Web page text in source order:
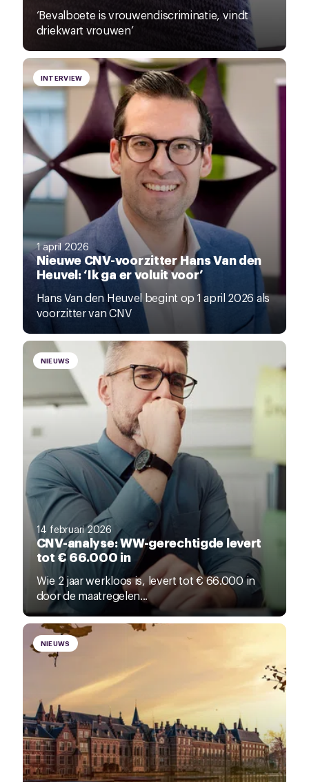
‘Bevalboete is vrouwendiscriminatie, vindt
driekwart vrouwen’
INTERVIEW
1 april 2026
Nieuwe CNV-voorzitter Hans Van den
Heuvel: ‘Ik ga er voluit voor’
Hans Van den Heuvel begint op 1 april 2026 als
voorzitter van CNV
NIEUWS
14 februari 2026
CNV-analyse: WW-gerechtigde levert
tot € 66.000 in
Wie 2 jaar werkloos is, levert tot € 66.000 in
door de maatregelen...
NIEUWS